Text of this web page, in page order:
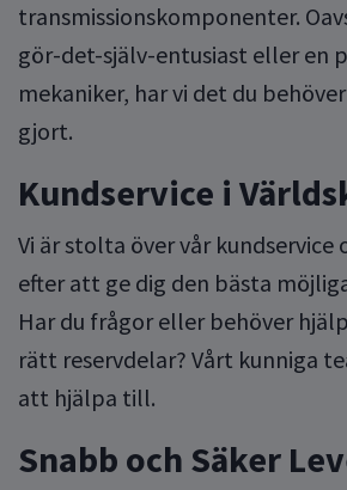
transmissionskomponenter.
gör-det-själv-entusiast eller en
mekaniker, har vi det du
gjort.
Kundservice i
Vi är stolta över vår
efter att ge dig den bästa
Har du frågor eller behöver
rätt reservdelar? Vårt kunniga
att hjälpa till.
Snabb och Säker